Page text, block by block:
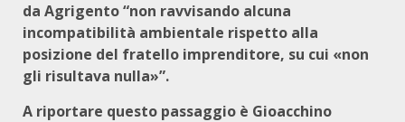
da Agrigento “non ravvisando alcuna
incompatibilità ambientale rispetto alla
posizione del fratello imprenditore, su cui «non
gli risultava nulla»”.
A riportare questo passaggio è Gioacchino